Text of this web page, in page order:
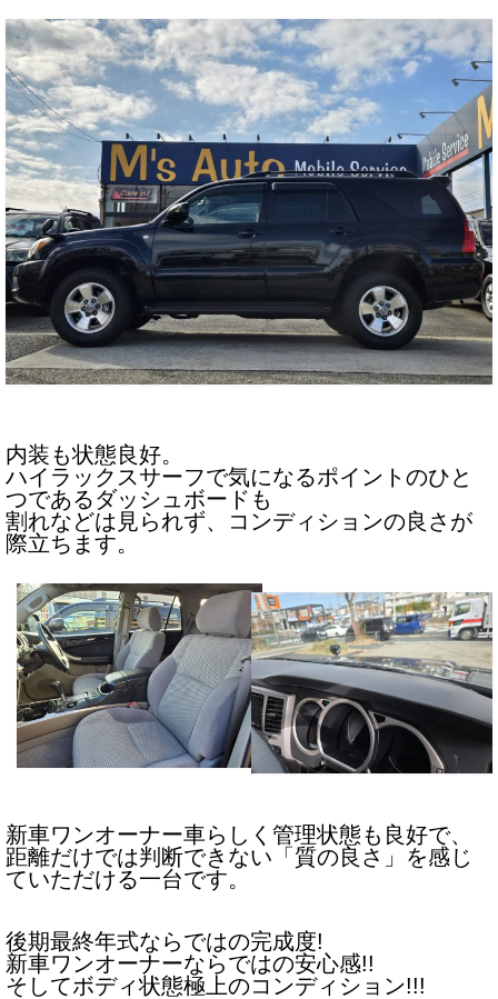
内装も状態良好。
ハイラックスサーフで気になるポイントのひと
つであるダッシュボードも
割れなどは見られず、コンディションの良さが
際立ちます。
新車ワンオーナー車らしく管理状態も良好で、
距離だけでは判断できない「質の良さ」を感じ
ていただける一台です。
後期最終年式ならではの完成度!
新車ワンオーナーならではの安心感!!
そしてボディ状態極上のコンディション!!!